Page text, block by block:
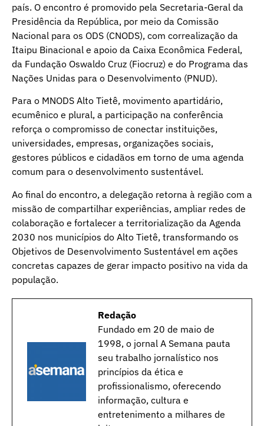
país. O encontro é promovido pela Secretaria-Geral da
Presidência da República, por meio da Comissão
Nacional para os ODS (CNODS), com correalização da
Itaipu Binacional e apoio da Caixa Econômica Federal,
da Fundação Oswaldo Cruz (Fiocruz) e do Programa das
Nações Unidas para o Desenvolvimento (PNUD).
Para o MNODS Alto Tietê, movimento apartidário,
ecumênico e plural, a participação na conferência
reforça o compromisso de conectar instituições,
universidades, empresas, organizações sociais,
gestores públicos e cidadãos em torno de uma agenda
comum para o desenvolvimento sustentável.
Ao final do encontro, a delegação retorna à região com a
missão de compartilhar experiências, ampliar redes de
colaboração e fortalecer a territorialização da Agenda
2030 nos municípios do Alto Tietê, transformando os
Objetivos de Desenvolvimento Sustentável em ações
concretas capazes de gerar impacto positivo na vida da
população.
Redação
Fundado em 20 de maio de
1998, o jornal A Semana pauta
seu trabalho jornalístico nos
princípios da ética e
profissionalismo, oferecendo
informação, cultura e
entretenimento a milhares de